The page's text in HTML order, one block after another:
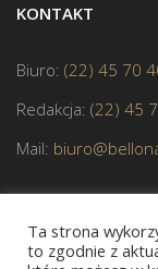
KONTAKT
Biuro: (22) 45 70
Redakcja: (22) 45
Mail:
Ta strona
to zgodnie z